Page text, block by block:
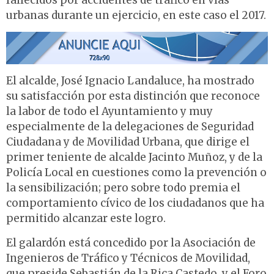
urbanas durante un ejercicio, en este caso el 2017.
El alcalde, José Ignacio Landaluce, ha mostrado
su satisfacción por esta distinción que reconoce
la labor de todo el Ayuntamiento y muy
especialmente de la delegaciones de Seguridad
Ciudadana y de Movilidad Urbana, que dirige el
primer teniente de alcalde Jacinto Muñoz, y de la
Policía Local en cuestiones como la prevención o
la sensibilización; pero sobre todo premia el
comportamiento cívico de los ciudadanos que ha
permitido alcanzar este logro.
El galardón está concedido por la Asociación de
Ingenieros de Tráfico y Técnicos de Movilidad,